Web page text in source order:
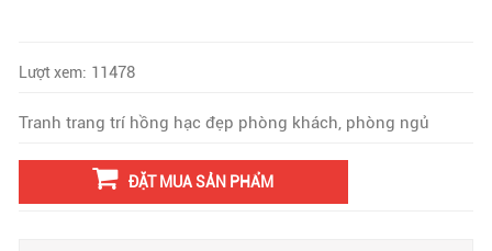
Lượt xem: 11478
Tranh trang trí hồng hạc đẹp phòng khách, phòng ngủ
ĐẶT MUA SẢN PHẨM